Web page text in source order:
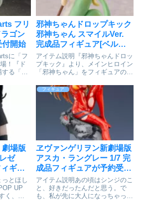
フリ
ゴン
付開始
に「フ
！『ド
する「フ
首パーツ
ジしたナ
五星球)
邪神ちゃんドロップキック
邪神ちゃん スマイルVer.
完成品フィギュア[ベルフ
ァイン]が予約受付開始
アイテム説明『邪神ちゃんドロッ
プキック』より、メインヒロイン
「邪神ちゃん」をフィギュアの世
立体化しました。上半身は美少女
ギャル、下半身はヘビ、そしてキ
ュートな笑顔を見せながらも棍棒
を持つ邪神ちゃん、ぜひ貴方の
場版
ゼ
ギュ
ンパ
とほし
UP
く、コ
フィギュア
ヱヴァンゲリヲン新劇場版
アスカ・ラングレー 1/7 完
成品フィギュアが予約受付
開始
アイテム説明あの頃はシンジのこ
と、好きだったんだと思う。で
も、私が先に大人になっちゃった